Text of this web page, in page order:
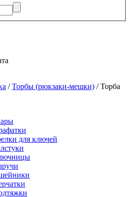
/Торбы (рюкзаки-мешки) /Торба
для ключей